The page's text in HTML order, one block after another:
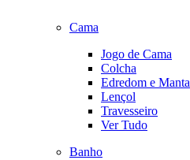
Cama
Jogo de Cama
Colcha
Edredom e Manta
Lençol
Travesseiro
Ver Tudo
Banho